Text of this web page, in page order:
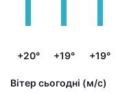
+20° +19° +19°
Вітер сьогодні (м/с)